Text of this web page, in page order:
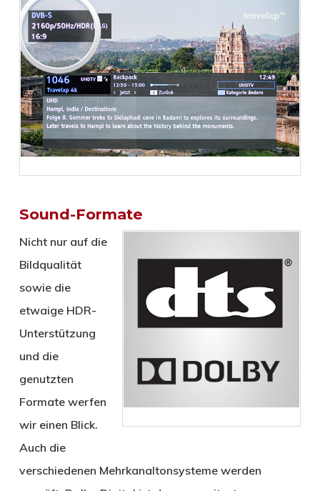
Sound-Formate
Nicht nur auf die
Bildqualität
sowie die
etwaige HDR-
Unterstützung
und die
genutzten
Formate werfen
wir einen Blick.
Auch die
verschiedenen Mehrkanaltonsysteme werden